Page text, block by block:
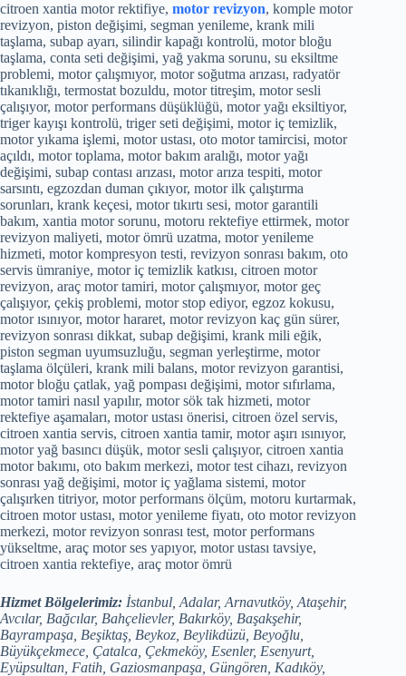
citroen xantia motor rektifiye, motor revizyon, komple motor
revizyon, piston değişimi, segman yenileme, krank mili
taşlama, subap ayarı, silindir kapağı kontrolü, motor bloğu
taşlama, conta seti değişimi, yağ yakma sorunu, su eksiltme
problemi, motor çalışmıyor, motor soğutma arızası, radyatör
tıkanıklığı, termostat bozuldu, motor titreşim, motor sesli
çalışıyor, motor performans düşüklüğü, motor yağı eksiltiyor,
triger kayışı kontrolü, triger seti değişimi, motor iç temizlik,
motor yıkama işlemi, motor ustası, oto motor tamircisi, motor
açıldı, motor toplama, motor bakım aralığı, motor yağı
değişimi, subap contası arızası, motor arıza tespiti, motor
sarsıntı, egzozdan duman çıkıyor, motor ilk çalıştırma
sorunları, krank keçesi, motor tıkırtı sesi, motor garantili
bakım, xantia motor sorunu, motoru rektefiye ettirmek, motor
revizyon maliyeti, motor ömrü uzatma, motor yenileme
hizmeti, motor kompresyon testi, revizyon sonrası bakım, oto
servis ümraniye, motor iç temizlik katkısı, citroen motor
revizyon, araç motor tamiri, motor çalışmıyor, motor geç
çalışıyor, çekiş problemi, motor stop ediyor, egzoz kokusu,
motor ısınıyor, motor hararet, motor revizyon kaç gün sürer,
revizyon sonrası dikkat, subap değişimi, krank mili eğik,
piston segman uyumsuzluğu, segman yerleştirme, motor
taşlama ölçüleri, krank mili balans, motor revizyon garantisi,
motor bloğu çatlak, yağ pompası değişimi, motor sıfırlama,
motor tamiri nasıl yapılır, motor sök tak hizmeti, motor
rektefiye aşamaları, motor ustası önerisi, citroen özel servis,
citroen xantia servis, citroen xantia tamir, motor aşırı ısınıyor,
motor yağ basıncı düşük, motor sesli çalışıyor, citroen xantia
motor bakımı, oto bakım merkezi, motor test cihazı, revizyon
sonrası yağ değişimi, motor iç yağlama sistemi, motor
çalışırken titriyor, motor performans ölçüm, motoru kurtarmak,
citroen motor ustası, motor yenileme fiyatı, oto motor revizyon
merkezi, motor revizyon sonrası test, motor performans
yükseltme, araç motor ses yapıyor, motor ustası tavsiye,
citroen xantia rektefiye, araç motor ömrü
Hizmet Bölgelerimiz: İstanbul, Adalar, Arnavutköy, Ataşehir,
Avcılar, Bağcılar, Bahçelievler, Bakırköy, Başakşehir,
Bayrampaşa, Beşiktaş, Beykoz, Beylikdüzü, Beyoğlu,
Büyükçekmece, Çatalca, Çekmeköy, Esenler, Esenyurt,
Eyüpsultan, Fatih, Gaziosmanpaşa, Güngören, Kadıköy,